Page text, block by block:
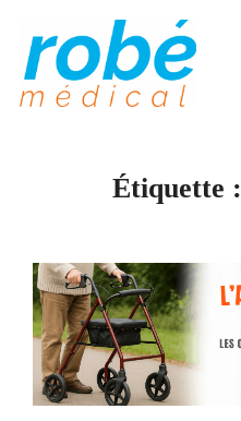
contenu
Étiquette :